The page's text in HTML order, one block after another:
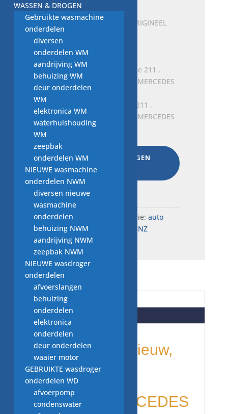
Geventileerde remschijf,
A221421171207, Nieuw ORIGINEEL
MERCEDES BENZ
€206,00
prijs
was:
€ 206,00.
Wisserblad voor E-Klasse 211 ,
A2118203345, nieuw voor MERCEDES
BENZ
AAN WINKELWAGEN
TOEVOEGEN
Total:€350,45
SKU:i1.4.1..3000 Categorie: auto
onderdelen MERCEDES BENZ
Beschrijving
Beoordelingen (0)
onderdelen: nieuw,
per STUK
origineel MERCEDES
WASSEN & DROGEN
Gebruikte wasmachine
onderdelen
diversen
onderdelen WM
aandrijving WM
behuizing WM
deur onderdelen
WM
elektronica WM
waterhuishouding
WM
zeepbak
onderdelen WM
NIEUWE wasmachine
onderdelen NWM
diversen nieuwe
wasmachine
onderdelen
behuizing NWM
aandrijving NWM
zeepbak NWM
NIEUWE wasdroger
onderdelen
afvoerslangen
behuizing
onderdelen
elektronica
onderdelen
deur onderdelen
waaier motor
GEBRUIKTE wasdroger
onderdelen WD
afvoerpomp
condenswater